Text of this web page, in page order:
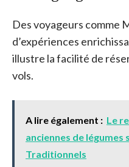
Des voyageurs comme
d’expériences
illustre la facilité de
vols.
A lire également : Le
anciennes de légumes
Traditionnels